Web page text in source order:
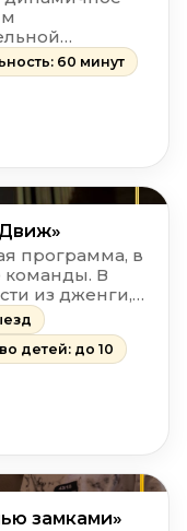
ведущими
с часами до
черной
60 минут
программа, в
команды. В
из дженги,
риск, но и
которой
уровню. За
фишки,
на один
получат. А
приз!
детей: до 10
замками»